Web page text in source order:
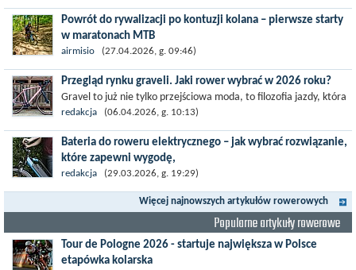
się rzeczywistością dzięki nowoczesnym technologiom ukrytym
w jednośladach....
Powrót do rywalizacji po kontuzji kolana – pierwsze starty
w maratonach MTB
Prawdziwym testem po kontuzji kolana i uszkodzeniu więzadeł
jest powrót do sportowej rywalizacji. Podczas zawodów znikają
bariery,...
airmisio (27.04.2026, g. 09:46)
Przegląd rynku graveli. Jaki rower wybrać w 2026 roku?
Gravel to już nie tylko przejściowa moda, to filozofia jazdy, która
w nowym sezonie 2026 wkracza na jeszcze wyższy poziom
zaawansowania....
redakcja (06.04.2026, g. 10:13)
Bateria do roweru elektrycznego – jak wybrać rozwiązanie,
które zapewni wygodę,
Rosnąca popularność rowerów elektrycznych sprawia, że coraz
więcej uwagi poświęca się elementom odpowiadającym za
komfort jazdy, wydajność...
redakcja (29.03.2026, g. 19:29)
Więcej najnowszych artykułów rowerowych
Popularne artykuły rowerowe
Tour de Pologne 2026 - startuje największa w Polsce
etapówka kolarska